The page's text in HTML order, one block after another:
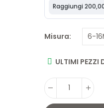
Misura
ULTIMI PEZZI